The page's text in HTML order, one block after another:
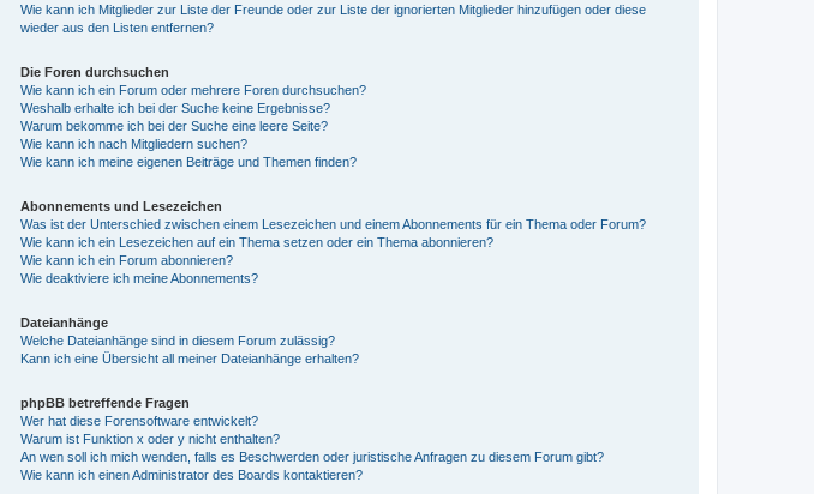
Wie kann ich Mitglieder zur Liste der Freunde oder zur Liste der ignorierten Mitglieder hinzufügen oder diese
wieder aus den Listen entfernen?
Die Foren durchsuchen
Wie kann ich ein Forum oder mehrere Foren durchsuchen?
Weshalb erhalte ich bei der Suche keine Ergebnisse?
Warum bekomme ich bei der Suche eine leere Seite?
Wie kann ich nach Mitgliedern suchen?
Wie kann ich meine eigenen Beiträge und Themen finden?
Abonnements und Lesezeichen
Was ist der Unterschied zwischen einem Lesezeichen und einem Abonnements für ein Thema oder Forum?
Wie kann ich ein Lesezeichen auf ein Thema setzen oder ein Thema abonnieren?
Wie kann ich ein Forum abonnieren?
Wie deaktiviere ich meine Abonnements?
Dateianhänge
Welche Dateianhänge sind in diesem Forum zulässig?
Kann ich eine Übersicht all meiner Dateianhänge erhalten?
phpBB betreffende Fragen
Wer hat diese Forensoftware entwickelt?
Warum ist Funktion x oder y nicht enthalten?
An wen soll ich mich wenden, falls es Beschwerden oder juristische Anfragen zu diesem Forum gibt?
Wie kann ich einen Administrator des Boards kontaktieren?